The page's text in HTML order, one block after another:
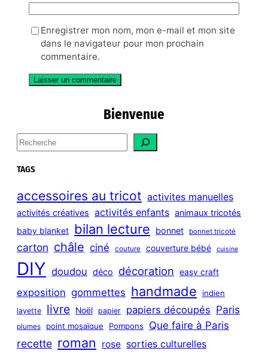
Enregistrer mon nom, mon e-mail et mon site
dans le navigateur pour mon prochain
commentaire.
Bienvenue
S
e
a
c
h
TAGS
accessoires au tricot activites manuelles
activités créatives activités enfants animaux tricotés
baby blanket bilan lecture bonnet bonnet tricoté
carton châle ciné couture couverture bébé cuisine
DIY doudou déco décoration easy craft
exposition gommettes handmade indien
layette livre Noël papier papiers découpés Paris
plumes point mosaïque Pompons Que faire à Paris
recette roman rose sorties culturelles